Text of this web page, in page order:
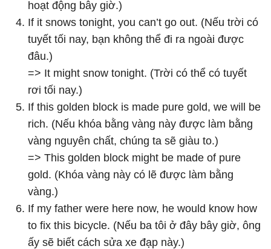
hoạt động bây giờ.)
If it snows tonight, you can’t go out. (Nếu trời có
tuyết tối nay, bạn không thể đi ra ngoài được
đâu.)
=> It might snow tonight. (Trời có thể có tuyết
rơi tối nay.)
If this golden block is made pure gold, we will be
rich. (Nếu khóa bằng vàng này được làm bằng
vàng nguyên chất, chúng ta sẽ giàu to.)
=> This golden block might be made of pure
gold. (Khóa vàng này có lẽ được làm bằng
vàng.)
If my father were here now, he would know how
to fix this bicycle. (Nếu ba tôi ở đây bây giờ, ông
ấy sẽ biết cách sửa xe đạp này.)